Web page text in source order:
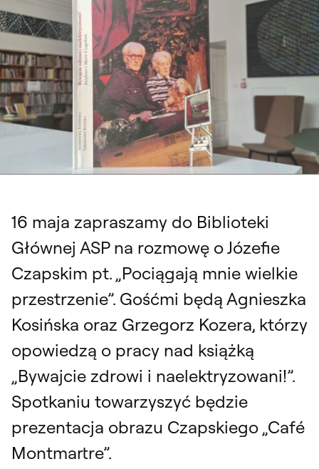
16 maja zapraszamy do Biblioteki
Głównej ASP na rozmowę o Józefie
Czapskim pt. „Pociągają mnie wielkie
przestrzenie”. Gośćmi będą Agnieszka
Kosińska oraz Grzegorz Kozera, którzy
opowiedzą o pracy nad książką
„Bywajcie zdrowi i naelektryzowani!”.
Spotkaniu towarzyszyć będzie
prezentacja obrazu Czapskiego „Café
Montmartre”.